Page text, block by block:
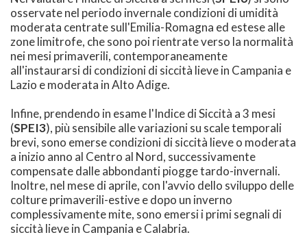
osservate nel periodo invernale condizioni di umidità
moderata centrate sull'Emilia-Romagna ed estese alle
zone limitrofe, che sono poi rientrate verso la normalità
nei mesi primaverili, contemporaneamente
all'instaurarsi di condizioni di siccità lieve in Campania e
Lazio e moderata in Alto Adige.
Infine, prendendo in esame l'Indice di Siccità a 3 mesi
(SPEI3), più sensibile alle variazioni su scale temporali
brevi, sono emerse condizioni di siccità lieve o moderata
a inizio anno al Centro al Nord, successivamente
compensate dalle abbondanti piogge tardo-invernali.
Inoltre, nel mese di aprile, con l'avvio dello sviluppo delle
colture primaverili-estive e dopo un inverno
complessivamente mite, sono emersi i primi segnali di
siccità lieve in Campania e Calabria.